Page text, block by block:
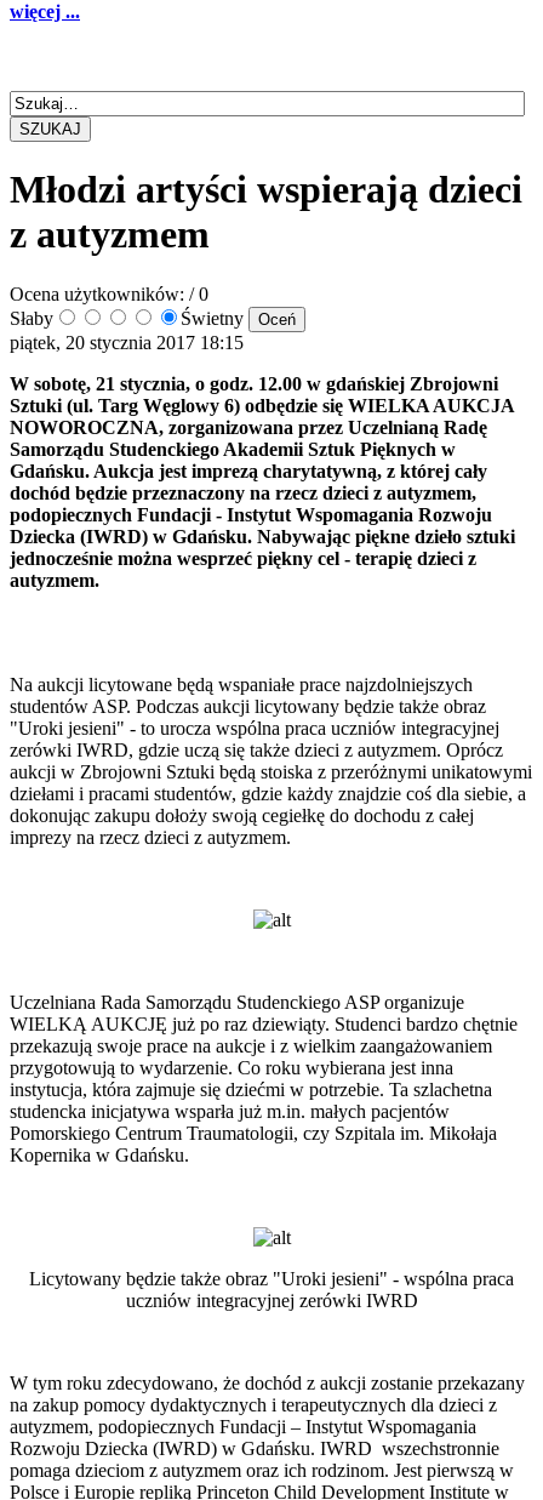
więcej ...
SZUKAJ
Młodzi artyści wspierają dzieci
z autyzmem
Ocena użytkowników: / 0
Słaby
Świetny
piątek, 20 stycznia 2017 18:15
W sobotę, 21 stycznia, o godz. 12.00 w gdańskiej Zbrojowni
Sztuki (ul. Targ Węglowy 6) odbędzie się WIELKA AUKCJA
NOWOROCZNA, zorganizowana przez Uczelnianą Radę
Samorządu Studenckiego Akademii Sztuk Pięknych w
Gdańsku. Aukcja jest imprezą charytatywną, z której cały
dochód będzie przeznaczony na rzecz dzieci z autyzmem,
podopiecznych Fundacji - Instytut Wspomagania Rozwoju
Dziecka (IWRD) w Gdańsku. Nabywając piękne dzieło sztuki
jednocześnie można wesprzeć piękny cel - terapię dzieci z
autyzmem.
Na aukcji licytowane będą wspaniałe prace najzdolniejszych
studentów ASP. Podczas aukcji licytowany będzie także obraz
"Uroki jesieni" - to urocza wspólna praca uczniów integracyjnej
zerówki IWRD, gdzie uczą się także dzieci z autyzmem. Oprócz
aukcji w Zbrojowni Sztuki będą stoiska z przeróżnymi unikatowymi
dziełami i pracami studentów, gdzie każdy znajdzie coś dla siebie, a
dokonując zakupu dołoży swoją cegiełkę do dochodu z całej
imprezy na rzecz dzieci z autyzmem.
Uczelniana Rada Samorządu Studenckiego ASP organizuje
WIELKĄ AUKCJĘ już po raz dziewiąty. Studenci bardzo chętnie
przekazują swoje prace na aukcje i z wielkim zaangażowaniem
przygotowują to wydarzenie. Co roku wybierana jest inna
instytucja, która zajmuje się dziećmi w potrzebie. Ta szlachetna
studencka inicjatywa wsparła już m.in. małych pacjentów
Pomorskiego Centrum Traumatologii, czy Szpitala im. Mikołaja
Kopernika w Gdańsku.
Licytowany będzie także obraz "Uroki jesieni" - wspólna praca
uczniów integracyjnej zerówki IWRD
W tym roku zdecydowano, że dochód z aukcji zostanie przekazany
na zakup pomocy dydaktycznych i terapeutycznych dla dzieci z
autyzmem, podopiecznych Fundacji – Instytut Wspomagania
Rozwoju Dziecka (IWRD) w Gdańsku. IWRD wszechstronnie
pomaga dzieciom z autyzmem oraz ich rodzinom. Jest pierwszą w
Polsce i Europie repliką Princeton Child Development Institute w